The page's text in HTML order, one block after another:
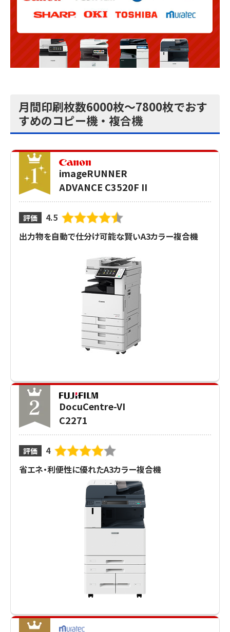
月間印刷枚数6000枚～7800枚でおす
すめのコピー機・複合機
imageRUNNER
ADVANCE C3520F II
評価
4.5
出力物を自動で仕分け可能な賢いA3カラー複合機
DocuCentre-VI
C2271
評価
4
省エネ・利便性に優れたA3カラー複合機